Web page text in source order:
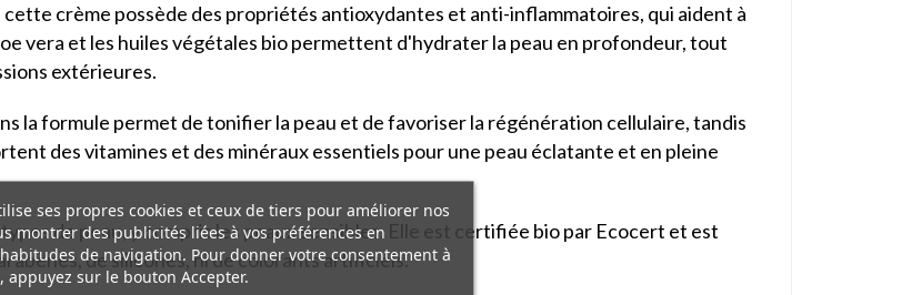
crème possède des propriétés antioxydantes et anti-inflammatoires, qui aident à
vera et les huiles végétales bio permettent d'hydrater la peau en profondeur, tout
extérieures.
la formule permet de tonifier la peau et de favoriser la régénération cellulaire, tandis
des vitamines et des minéraux essentiels pour une peau éclatante et en pleine
de peau, y compris les peaux sensibles. Elle est certifiée bio par Ecocert et est
de silicones, ni de colorants artificiels.
ses propres cookies et ceux de tiers pour améliorer nos
montrer des publicités liées à vos préférences en
de navigation. Pour donner votre consentement à
appuyez sur le bouton Accepter.